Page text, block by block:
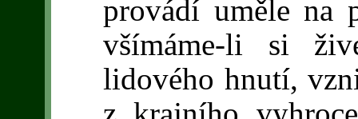
provádí uměle na
všímáme-li si
lidového hnutí,